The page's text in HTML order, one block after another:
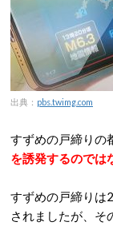
出典： pbs.twimg.com
すずめの戸締りの
を誘発するのでは
すずめの戸締りは
されましたが、そ